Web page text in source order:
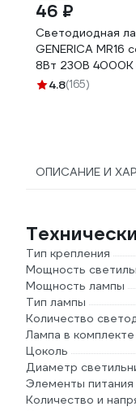
46 ₽
Светодиодная
GENERICA MR16
8Вт 230В 4000К
LL-MR16-08-230-
4.8(165)
ОПИСАНИЕ И
Тип крепления
Мощность
Мощность лампы
Тип лампы
Количество
Лампа в комплекте
Цоколь
Диаметр
Элементы питания
Количество и